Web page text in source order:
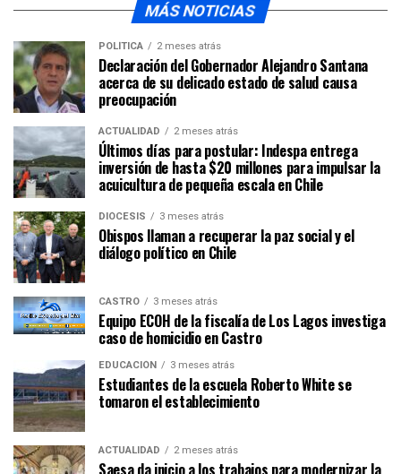
MÁS NOTICIAS
POLÍTICA 2 meses atrás
Declaración del Gobernador Alejandro Santana
acerca de su delicado estado de salud causa
preocupación
ACTUALIDAD 2 meses atrás
Últimos días para postular: Indespa entrega
inversión de hasta $20 millones para impulsar la
acuicultura de pequeña escala en Chile
DIÓCESIS 3 meses atrás
Obispos llaman a recuperar la paz social y el
diálogo político en Chile
CASTRO 3 meses atrás
Equipo ECOH de la fiscalía de Los Lagos investiga
caso de homicidio en Castro
EDUCACIÓN 3 meses atrás
Estudiantes de la escuela Roberto White se
tomaron el establecimiento
ACTUALIDAD 2 meses atrás
Saesa da inicio a los trabajos para modernizar la